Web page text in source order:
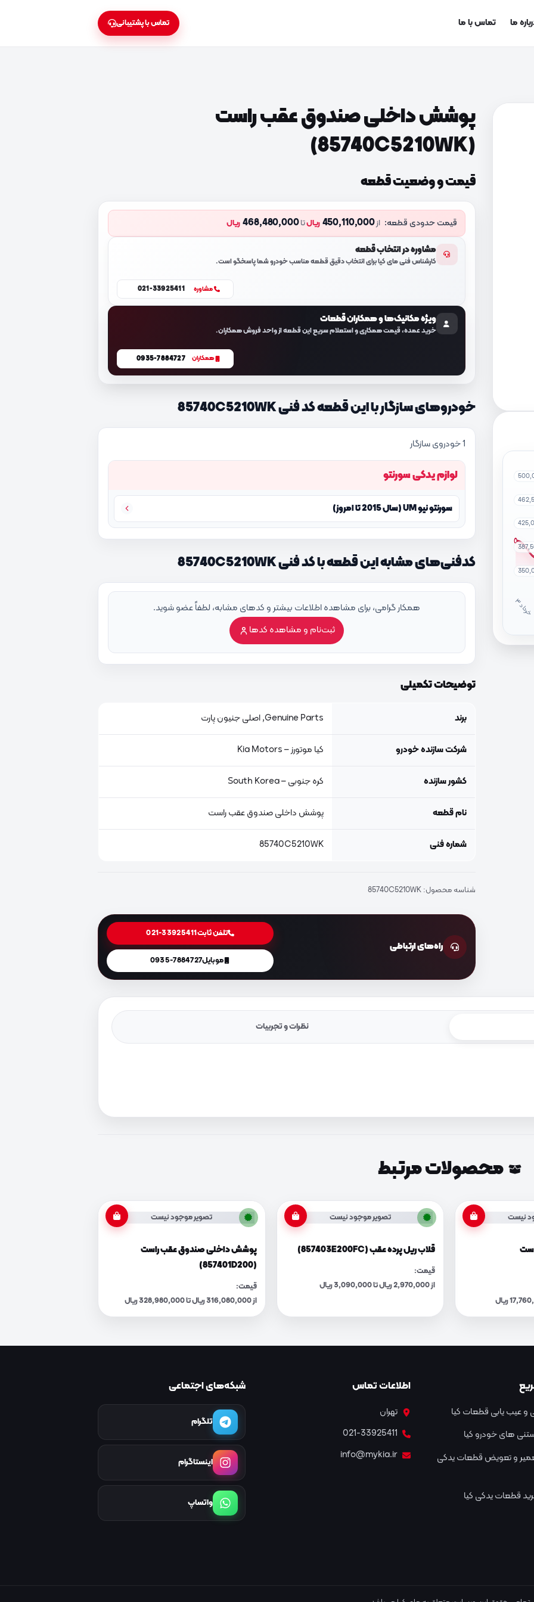
ما تماس با ما تماس با پشتیبانی
خ
ر
داد
۳
پوشش داخلی صندوق عقب راست
(85740C5210WK)
قیمت و وضعیت قطعه
قیمت حدودی قطعه: از450,110,000 ریالتا468,480,000 ریال
مشاوره در انتخاب قطعه
کارشناس فنی مای کیا برای انتخاب دقیق قطعه مناسب خودرو شما پاسخگو است.
مشاوره 021-33925411
ویژه مکانیک‌ها و همکاران قطعات
خرید عمده، قیمت همکاری و استعلام سریع این قطعه از واحد فروش همکاران.
همکاران 0935-7884727
خودروهای سازگار با این قطعه کد فنی 85740C5210WK
1 خودروی سازگار
لوازم یدکی سورنتو
سورنتو نیو UM (سال 2015 تا امروز)
کدفنی‌های مشابه این قطعه با کد فنی 85740C5210WK
همکار گرامی، برای مشاهده اطلاعات بیشتر و کدهای مشابه، لطفاً عضو شوید.
ثبت‌نام و مشاهده کدها
توضیحات تکمیلی
برند Genuine Parts, اصلی جنیون پارت
شرکت سازنده خودرو کیا موتورز – Kia Motors
کشور سازنده کره جنوبی – South Korea
نام قطعه پوشش داخلی صندوق عقب راست
شماره فنی 85740C5210WK
شناسه محصول:85740C5210WK
راه‌های ارتباطی
تلفن ثابت021-33925411
موبایل0935-7884727
نظرات و تجربیات
محصولات مرتبط
نیست تصویر موجود نیست
قلاب ریل پرده عقب (857403E200FC)
قیمت:
از 2,970,000 ریال تا 3,090,000 ریال
تصویر موجود نیست
پوشش داخلی صندوق عقب راست
(857401D200)
قیمت:
از 316,080,000 ریال تا 328,980,000 ریال
و عیب یابی قطعات کیا
های خودرو کیا
و تعویض قطعات یدکی
قطعات یدکی کیا
اطلاعات تماس
تهران
021-33925411
info@mykia.ir
شبکه‌های اجتماعی
تلگرام
اینستاگرام
واتساپ